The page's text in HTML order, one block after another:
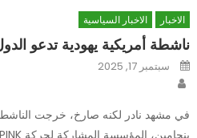
الاخبار الاخبار السياسية
ناشطة أمريكية يهودية تدعو
Posted
onسبتمبر 17, 2025
في مشهد نادر لكنه صارخ، خرجت الناشطة